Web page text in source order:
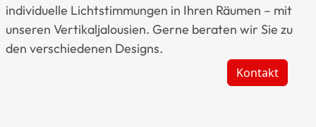
individuelle Lichtstimmungen in Ihren Räumen – mit
unseren Vertikaljalousien. Gerne beraten wir Sie zu
den verschiedenen Designs.
Kontakt